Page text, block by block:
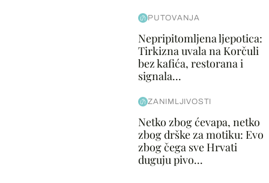
PUTOVANJA
Nepripitomljena ljepotica:
Tirkizna uvala na Korčuli
bez kafića, restorana i
signala...
ZANIMLJIVOSTI
Netko zbog ćevapa, netko
zbog drške za motiku: Evo
zbog čega sve Hrvati
duguju pivo...